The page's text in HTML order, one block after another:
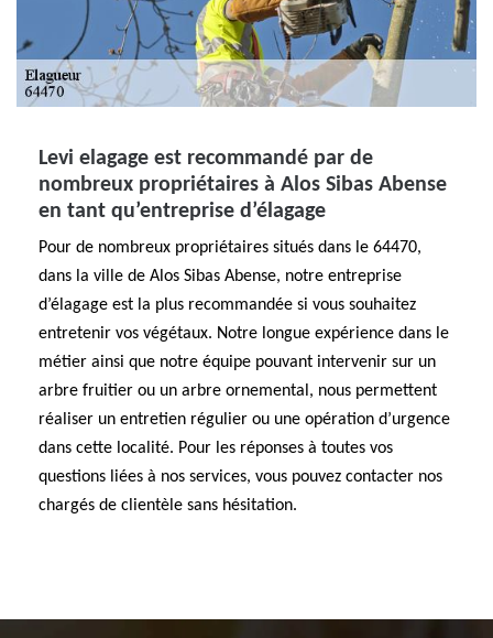
Levi elagage est recommandé par de
nombreux propriétaires à Alos Sibas Abense
en tant qu’entreprise d’élagage
Pour de nombreux propriétaires situés dans le 64470,
dans la ville de Alos Sibas Abense, notre entreprise
d’élagage est la plus recommandée si vous souhaitez
entretenir vos végétaux. Notre longue expérience dans le
métier ainsi que notre équipe pouvant intervenir sur un
arbre fruitier ou un arbre ornemental, nous permettent
réaliser un entretien régulier ou une opération d’urgence
dans cette localité. Pour les réponses à toutes vos
questions liées à nos services, vous pouvez contacter nos
chargés de clientèle sans hésitation.